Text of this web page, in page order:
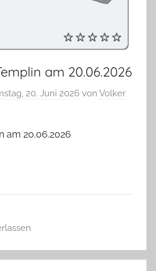
am 20.06.2026
20. Juni 2026 von Volker
am 20.06.2026